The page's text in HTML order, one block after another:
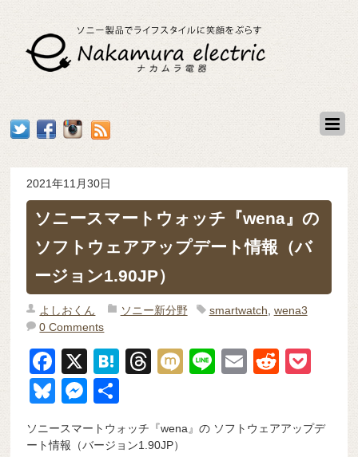
2021年11月30日
ソニースマートウォッチ『wena』の
ソフトウェアアップデート情報（バ
ージョン1.90JP）
よしおくん ソニー新分野 smartwatch wena3
0 Comments
F
a
c
e
X
H
n
T
a
M
Li
E
R
di et
Bl
e
M
ss
ソニースマートウォッチ『wena』の ソフトウェアアップデ
ート情報（バージョン1.90JP）